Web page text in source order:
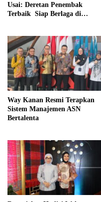
Usai: Deretan Penembak
Terbaik Siap Berlaga di
Way Kanan Resmi Terapkan
Sistem Manajemen ASN
Bertalenta